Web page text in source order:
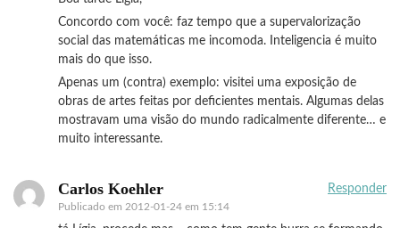
Concordo com você: faz tempo que a supervalorização
social das matemáticas me incomoda. Inteligencia é muito
mais do que isso.
Apenas um (contra) exemplo: visitei uma exposição de
obras de artes feitas por deficientes mentais. Algumas delas
mostravam uma visão do mundo radicalmente diferente… e
muito interessante.
Carlos Koehler
Publicado em 2012-01-24 em 15:14
Responder